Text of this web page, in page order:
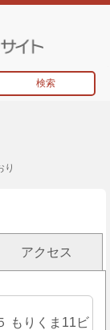
検索
り
アクセス
もりくま11ビ